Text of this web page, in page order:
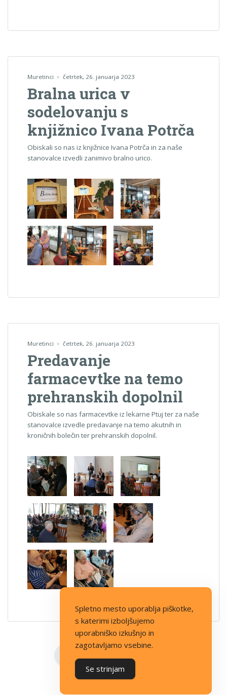
Muretinci četrtek, 26. januarja 2023
Bralna urica v
sodelovanju s
knjižnico Ivana Potrča
Obiskali so nas iz knjižnice Ivana Potrča in za naše
stanovalce izvedli zanimivo bralno urico.
Muretinci četrtek, 26. januarja 2023
Predavanje
farmacevtke na temo
prehranskih dopolnil
Obiskale so nas farmacevtke iz lekarne Ptuj ter za naše
stanovalce izvedle predavanje na temo akutnih in
kroničnih bolečin ter prehranskih dopolnil.
Številčenje prispevkov
Spletno mesto uporablja piškotke,
s katerimi izboljšujemo
uporabniško izkušnjo in
zagotavljamo vsebine.
Se strinjam